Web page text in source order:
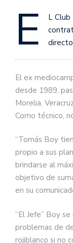
E
L Club
El ex
desde 1989,
Morelia,
Como técnico,
“Tomás Boy
propio a sus
brindarse al
objetivo de
en su
“El Jefe” Boy
problemas de
rojiblanco si no